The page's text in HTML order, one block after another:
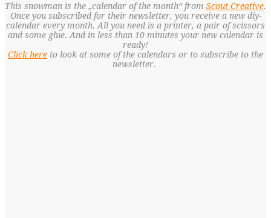
This snowman is the „calendar of the month“ from Scout Creative.
Once you subscribed for their newsletter, you receive a new diy-
calendar every month. All you need is a printer, a pair of scissors
and some glue. And in less than 10 minutes your new calendar is
ready!
Click here to look at some of the calendars or to subscribe to the
newsletter.